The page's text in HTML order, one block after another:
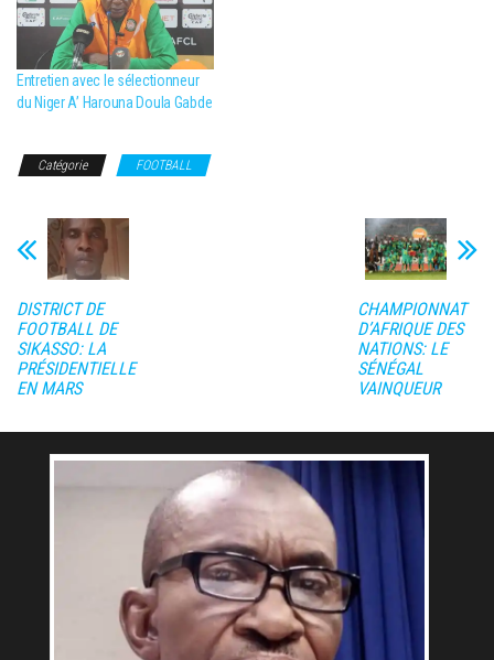
Entretien avec le sélectionneur
du Niger A’ Harouna Doula Gabde
Catégorie FOOTBALL
DISTRICT DE
FOOTBALL DE
SIKASSO: LA
PRÉSIDENTIELLE
EN MARS
CHAMPIONNAT
D’AFRIQUE DES
NATIONS: LE
SÉNÉGAL
VAINQUEUR